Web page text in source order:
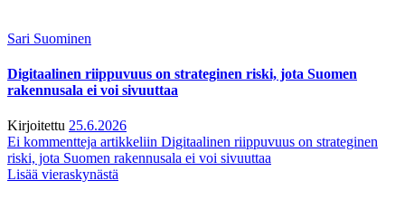
Sari Suominen
Digitaalinen riippuvuus on strateginen riski, jota Suomen
rakennusala ei voi sivuuttaa
Kirjoitettu 25.6.2026
Ei kommentteja artikkeliin Digitaalinen riippuvuus on strateginen
riski, jota Suomen rakennusala ei voi sivuuttaa
Lisää vieraskynästä